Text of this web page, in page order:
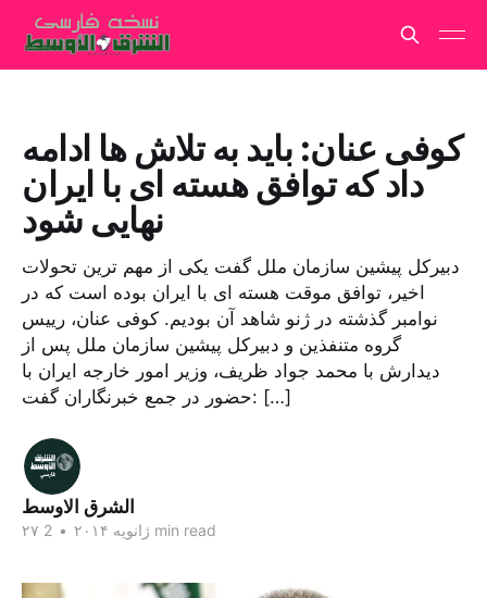
کوفی عنان: باید به تلاش ها ادامه
داد که توافق هسته ای با ایران
نهایی شود
دبیرکل پیشین سازمان ملل گفت یکی از مهم ترین تحولات
اخیر، توافق موقت هسته ای با ایران بوده است که در
نوامبر گذشته در ژنو شاهد آن بودیم. کوفی عنان، رییس
گروه متنفذین و دبیرکل پیشین سازمان ملل پس از
دیدارش با محمد جواد ظریف، وزیر امور خارجه ایران با
حضور در جمع خبرنگاران گفت: […]
الشرق الاوسط
۲۷ ژانویه ۲۰۱۴ • 2 min read